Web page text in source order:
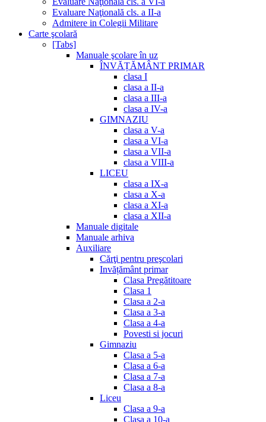
Evaluare Naţională cls. a II-a
Admitere in Colegii Militare
Carte şcolară
[Tabs]
Manuale şcolare în uz
ÎNVĂȚĂMÂNT PRIMAR
clasa I
clasa a II-a
clasa a III-a
clasa a IV-a
GIMNAZIU
clasa a V-a
clasa a VI-a
clasa a VII-a
clasa a VIII-a
LICEU
clasa a IX-a
clasa a X-a
clasa a XI-a
clasa a XII-a
Manuale digitale
Manuale arhiva
Auxiliare
Cărţi pentru preşcolari
Invățământ primar
Clasa Pregătitoare
Clasa 1
Clasa a 2-a
Clasa a 3-a
Clasa a 4-a
Povesti si jocuri
Gimnaziu
Clasa a 5-a
Clasa a 6-a
Clasa a 7-a
Clasa a 8-a
Liceu
Clasa a 9-a
Clasa a 10-a